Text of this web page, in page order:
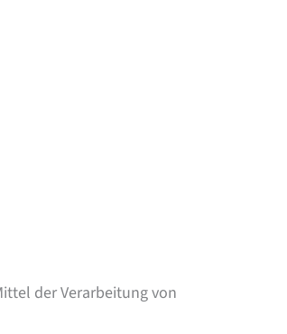
der Verarbeitung von